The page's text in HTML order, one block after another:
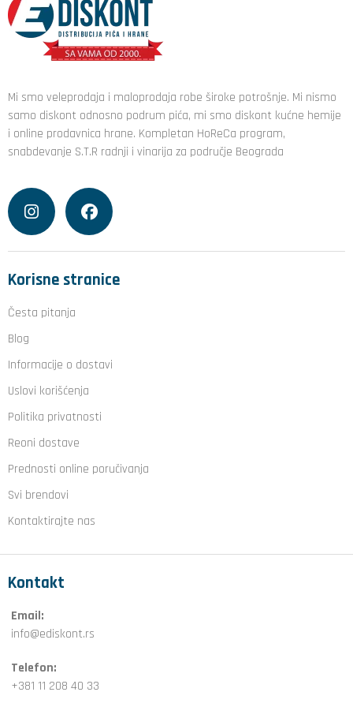
Mi smo veleprodaja i maloprodaja robe široke potrošnje. Mi nismo
samo diskont odnosno podrum pića, mi smo diskont kućne hemije
i online prodavnica hrane. Kompletan HoReCa program,
snabdevanje S.T.R radnji i vinarija za područje Beograda
Korisne stranice
Česta pitanja
Blog
Informacije o dostavi
Uslovi korišćenja
Politika privatnosti
Reoni dostave
Prednosti online poručivanja
Svi brendovi
Kontaktirajte nas
Kontakt
Email:
info@ediskont.rs
Telefon:
+381 11 208 40 33